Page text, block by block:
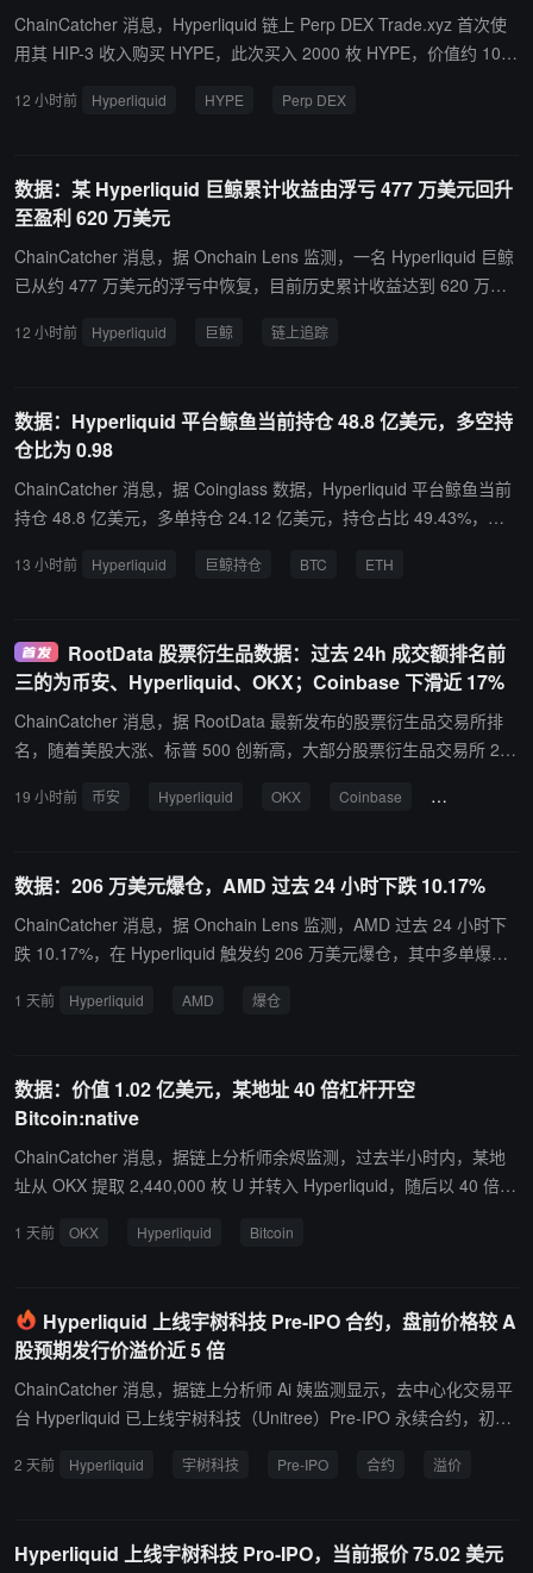
ChainCatcher 消息，Hyperliquid 链上 Perp DEX Trade.xyz 首次使
用其 HIP-3 收入购买 HYPE，此次买入 2000 枚 HYPE，价值约 10.8
12 小时前 Hyperliquid HYPE Perp DEX
数据：某 Hyperliquid 巨鲸累计收益由浮亏 477 万美元回升
至盈利 620 万美元
ChainCatcher 消息，据 Onchain Lens 监测，一名 Hyperliquid 巨鲸
已从约 477 万美元的浮亏中恢复，目前历史累计收益达到 620 万美
交易获利约 3.27 万美元。当前持仓包括：67150 股甲骨文多头仓
多头仓位，持仓规模约 37.86 万美元，杠杆倍数为 2 倍。
12 小时前 Hyperliquid 巨鲸 链上追踪
数据：Hyperliquid 平台鲸鱼当前持仓 48.8 亿美元，多空持
仓比为 0.98
ChainCatcher 消息，据 Coinglass 数据，Hyperliquid 平台鲸鱼当前
持仓 48.8 亿美元，多单持仓 24.12 亿美元，持仓占比 49.43%，空
元，空单盈亏 1,129.46 万美元。其中，巨鲸地址 0xff84..1d 在 6420
13 小时前 Hyperliquid 巨鲸持仓 BTC ETH
RootData 股票衍生品数据：过去 24h 成交额排名前
三的为币安、Hyperliquid、OKX；Coinbase 下滑近 17%
ChainCatcher 消息，据 RootData 最新发布的股票衍生品交易所排
名，随着美股大涨、标普 500 创新高，大部分股票衍生品交易所 24h
4h 成交额约 237.5 亿美元，涨幅达 21.30%。 Hyperliquid 24h 成交
MEXC、Bybit 和 XT.COM。MEXC 上涨 93.50% 至 19.7 亿美元，By
bit 上涨 61.78% 至 15.5 亿美元，XT.COM 上涨 48.34% 至 13.7 亿
美元。 此外值得关注的是，入榜交易所中，有两家交易所 24h 成交
o Perps 24h 成交额下降 4.00% 至 9112.92 万美元。
19 小时前 币安 Hyperliquid OKX Coinbase 成交额
数据：206 万美元爆仓，AMD 过去 24 小时下跌 10.17%
ChainCatcher 消息，据 Onchain Lens 监测，AMD 过去 24 小时下
跌 10.17%，在 Hyperliquid 触发约 206 万美元爆仓，其中多单爆仓
占总爆仓价值的 95%。AMD 此前公布第二季度营收 115.4 亿美元，
1 天前 Hyperliquid AMD 爆仓
数据：价值 1.02 亿美元，某地址 40 倍杠杆开空
Bitcoin:native
ChainCatcher 消息，据链上分析师余烬监测，过去半小时内，某地
址从 OKX 提取 2,440,000 枚 U 并转入 Hyperliquid，随后以 40 倍杠
清算价为 64,889 美元，清算价距离现价约 900 美元。
1 天前 OKX Hyperliquid Bitcoin
Hyperliquid 上线宇树科技 Pre-IPO 合约，盘前价格较 A
股预期发行价溢价近 5 倍
ChainCatcher 消息，据链上分析师 Ai 姨监测显示，去中心化交易平
台 Hyperliquid 已上线宇树科技（Unitree）Pre-IPO 永续合约，初始
（约合 2129 亿元人民币）。截至发稿，合约报价约 74 美元，对应
标发行估值约 420 亿元人民币（约 58-62 亿美元）。A 股询价结果
2 天前 Hyperliquid 宇树科技 Pre-IPO 合约 溢价
Hyperliquid 上线宇树科技 Pro-IPO，当前报价 75.02 美元